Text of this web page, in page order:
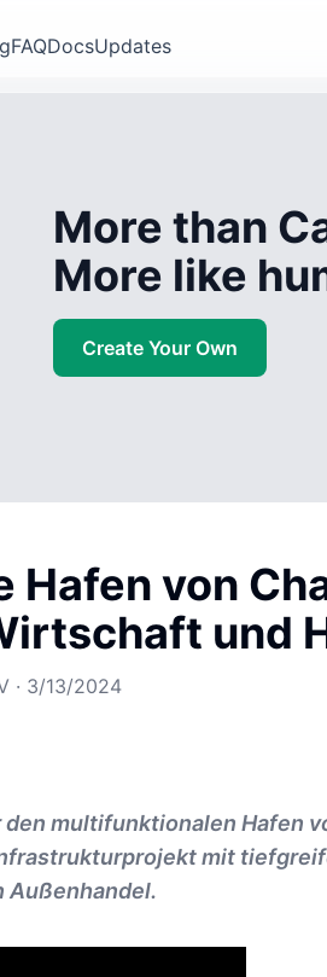
FAQDocsUpdates
More than
More like
Create Your Own
von
und
· 3/13/2024
multifunktionalen Hafen
mit
Außenhandel.